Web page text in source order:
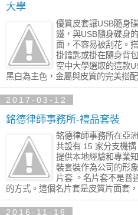
大學
優質皮套讓USB隨身
鐵，與USB隨身碟身
面，不容易被刮花。
掛鑰匙或掛在隨身背
空中大學選取的這款
黑白為主色，金屬與皮質的完美搭
2017-03-12
銘德律師事務所-禮品套裝
銘德律師事務所在亞
共設有 15 家分支機
提供本地經驗和專業
裝套裝作為公司的形
片套 。名片套不是普
的方式。這個名片套是皮質片面套
2016-11-16